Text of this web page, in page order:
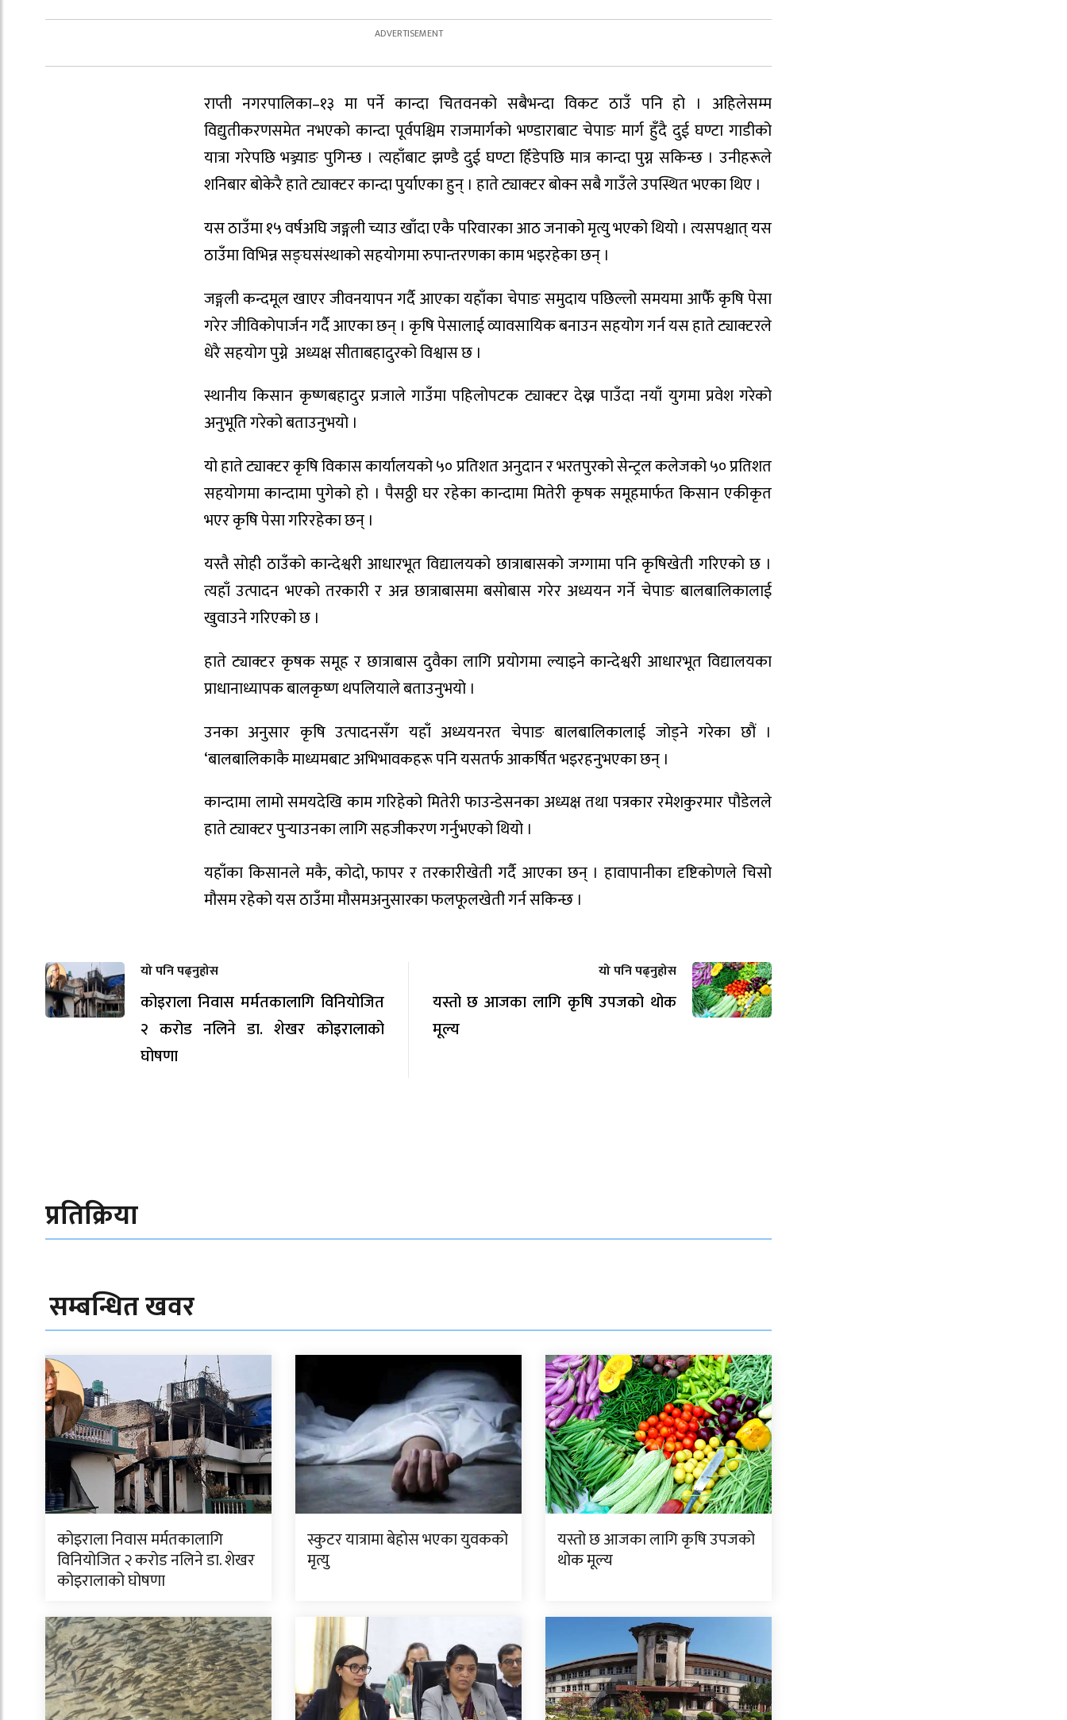
राप्ती नगरपालिका–१३ मा पर्ने कान्दा चितवनको सबैभन्दा विकट ठाउँ पनि हो । अहिलेसम्म
विद्युतीकरणसमेत नभएको कान्दा पूर्वपश्चिम राजमार्गको भण्डाराबाट चेपाङ मार्ग हुँदै दुई घण्टा गाडीको
यात्रा गरेपछि भञ्ज्याङ पुगिन्छ । त्यहाँबाट झण्डै दुई घण्टा हिँडेपछि मात्र कान्दा पुग्न सकिन्छ । उनीहरूले
शनिबार बोकेरै हाते ट्याक्टर कान्दा पुर्याएका हुन् । हाते ट्याक्टर बोक्न सबै गाउँले उपस्थित भएका थिए ।
यस ठाउँमा १५ वर्षअघि जङ्गली च्याउ खाँदा एकै परिवारका आठ जनाको मृत्यु भएको थियो । त्यसपश्चात् यस
ठाउँमा विभिन्न सङ्घसंस्थाको सहयोगमा रुपान्तरणका काम भइरहेका छन् ।
जङ्गली कन्दमूल खाएर जीवनयापन गर्दै आएका यहाँका चेपाङ समुदाय पछिल्लो समयमा आफैँ कृषि पेसा
गरेर जीविकोपार्जन गर्दै आएका छन् । कृषि पेसालाई व्यावसायिक बनाउन सहयोग गर्न यस हाते ट्याक्टरले
धेरै सहयोग पुग्ने अध्यक्ष सीताबहादुरको विश्वास छ ।
स्थानीय किसान कृष्णबहादुर प्रजाले गाउँमा पहिलोपटक ट्याक्टर देख्न पाउँदा नयाँ युगमा प्रवेश गरेको
अनुभूति गरेको बताउनुभयो ।
यो हाते ट्याक्टर कृषि विकास कार्यालयको ५० प्रतिशत अनुदान र भरतपुरको सेन्ट्रल कलेजको ५० प्रतिशत
सहयोगमा कान्दामा पुगेको हो । पैसठ्ठी घर रहेका कान्दामा मितेरी कृषक समूहमार्फत किसान एकीकृत
भएर कृषि पेसा गरिरहेका छन् ।
यस्तै सोही ठाउँको कान्देश्वरी आधारभूत विद्यालयको छात्राबासको जग्गामा पनि कृषिखेती गरिएको छ ।
त्यहाँ उत्पादन भएको तरकारी र अन्न छात्राबासमा बसोबास गरेर अध्ययन गर्ने चेपाङ बालबालिकालाई
खुवाउने गरिएको छ ।
हाते ट्याक्टर कृषक समूह र छात्राबास दुवैका लागि प्रयोगमा ल्याइने कान्देश्वरी आधारभूत विद्यालयका
प्राधानाध्यापक बालकृष्ण थपलियाले बताउनुभयो ।
उनका अनुसार कृषि उत्पादनसँग यहाँ अध्ययनरत चेपाङ बालबालिकालाई जोड्ने गरेका छौं ।
‘बालबालिकाकै माध्यमबाट अभिभावकहरू पनि यसतर्फ आकर्षित भइरहनुभएका छन् ।
कान्दामा लामो समयदेखि काम गरिहेको मितेरी फाउन्डेसनका अध्यक्ष तथा पत्रकार रमेशकुरमार पौडेलले
हाते ट्याक्टर पुर्‍याउनका लागि सहजीकरण गर्नुभएको थियो ।
यहाँका किसानले मकै, कोदो, फापर र तरकारीखेती गर्दै आएका छन् । हावापानीका दृष्टिकोणले चिसो
मौसम रहेको यस ठाउँमा मौसमअनुसारका फलफूलखेती गर्न सकिन्छ ।
यो पनि पढ्नुहोस
कोइराला निवास मर्मतकालागि विनियोजित
२ करोड नलिने डा. शेखर कोइरालाको
घोषणा
यो पनि पढ्नुहोस
यस्तो छ आजका लागि कृषि उपजको थोक
मूल्य
प्रतिक्रिया
सम्बन्धित खवर
कोइराला निवास मर्मतकालागि
विनियोजित २ करोड नलिने डा. शेखर
कोइरालाको घोषणा
स्कुटर यात्रामा बेहोस भएका युवकको
मृत्यु
यस्तो छ आजका लागि कृषि उपजको
थोक मूल्य